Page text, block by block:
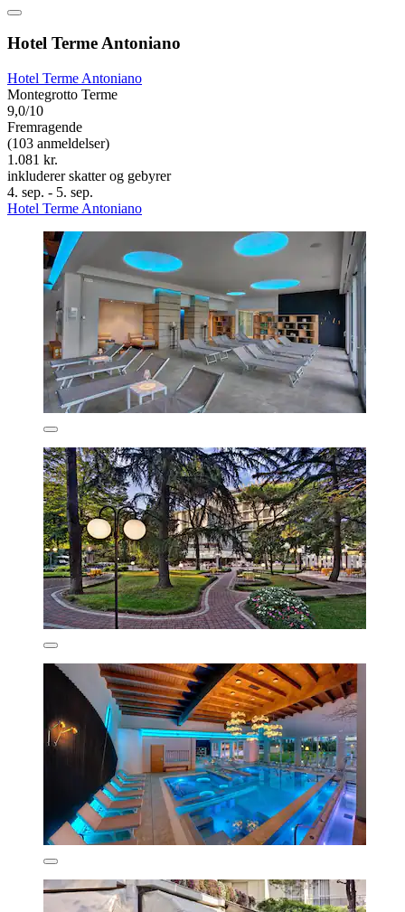
Hotel Terme Antoniano
Hotel Terme Antoniano
Montegrotto Terme
9,0/10
Fremragende
(103 anmeldelser)
1.081 kr.
inkluderer skatter og gebyrer
4. sep. - 5. sep.
Hotel Terme Antoniano